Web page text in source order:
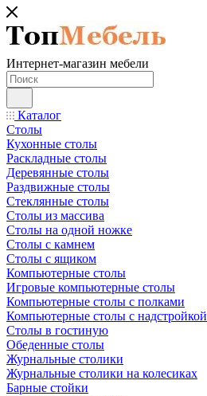
Интернет-магазин мебели
Каталог
Столы
Кухонные столы
Раскладные столы
Деревянные столы
Раздвижные столы
Стеклянные столы
Столы из массива
Столы на одной ножке
Столы с камнем
Столы с ящиком
Компьютерные столы
Игровые компьютерные столы
Компьютерные столы с полками
Компьютерные столы с надстройкой
Столы в гостиную
Обеденные столы
Журнальные столики
Журнальные столики на колесиках
Барные стойки